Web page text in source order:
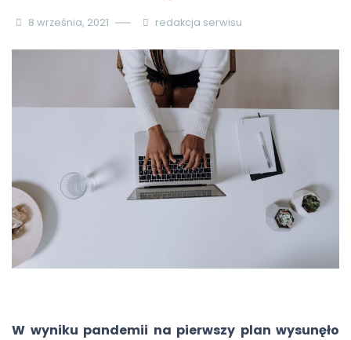
8 września, 2021 redakcja serwisu
W wyniku pandemii na pierwszy plan wysunęło